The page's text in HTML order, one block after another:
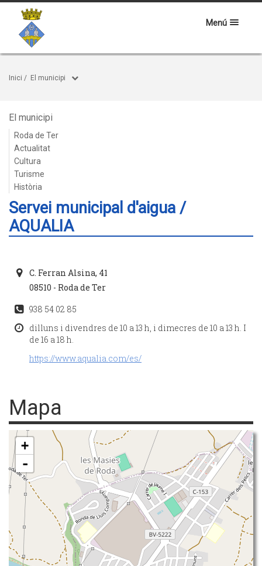
Menú
Inici / El municipi
El municipi
Roda de Ter
Actualitat
Cultura
Turisme
Història
Servei municipal d'aigua /
AQUALIA
C. Ferran Alsina, 41
08510 - Roda de Ter
938 54 02 85
dilluns i divendres de 10 a 13 h, i dimecres de 10 a 13 h. I
de 16 a 18 h.
https://www.aqualia.com/es/
Mapa
+
-